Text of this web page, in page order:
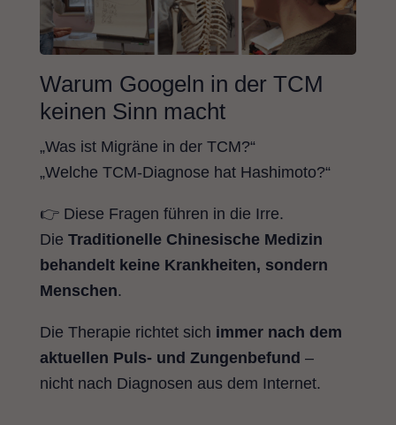
Warum Googeln in der TCM
keinen Sinn macht
„Was ist Migräne in der TCM?“
„Welche TCM-Diagnose hat Hashimoto?“
👉 Diese Fragen führen in die Irre.
Die Traditionelle Chinesische Medizin
behandelt keine Krankheiten, sondern
Menschen.
Die Therapie richtet sich immer nach dem
aktuellen Puls- und Zungenbefund –
nicht nach Diagnosen aus dem Internet.